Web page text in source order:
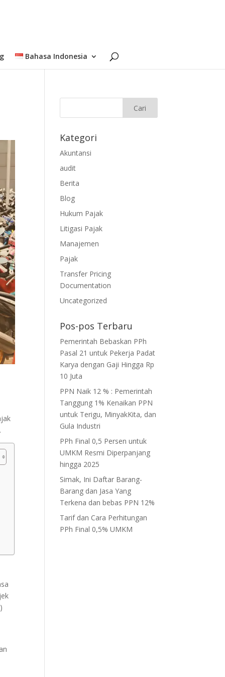
Bahasa Indonesia
Kategori
Akuntansi
audit
Berita
Blog
Hukum Pajak
Litigasi Pajak
Manajemen
Pajak
Transfer Pricing
Documentation
Uncategorized
Pos-pos Terbaru
Pemerintah Bebaskan PPh
Pasal 21 untuk Pekerja Padat
Karya dengan Gaji Hingga Rp
10 Juta
PPN Naik 12 % : Pemerintah
Tanggung 1% Kenaikan PPN
untuk Terigu, MinyakKita, dan
Gula Industri
PPh Final 0,5 Persen untuk
UMKM Resmi Diperpanjang
hingga 2025
Simak, Ini Daftar Barang-
Barang dan Jasa Yang
Terkena dan bebas PPN 12%
Tarif dan Cara Perhitungan
PPh Final 0,5% UMKM